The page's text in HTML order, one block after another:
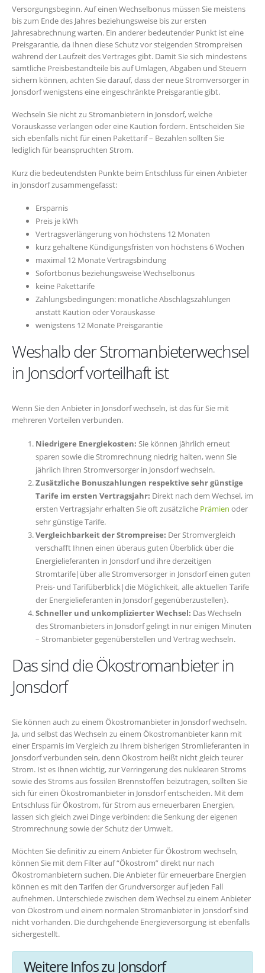
Versorgungsbeginn. Auf einen Wechselbonus müssen Sie meistens
bis zum Ende des Jahres beziehungsweise bis zur ersten
Jahresabrechnung warten. Ein anderer bedeutender Punkt ist eine
Preisgarantie, da Ihnen diese Schutz vor steigenden Strompreisen
während der Laufzeit des Vertrages gibt. Damit Sie sich mindestens
sämtliche Preisbestandteile bis auf Umlagen, Abgaben und Steuern
sichern können, achten Sie darauf, dass der neue Stromversorger in
Jonsdorf wenigstens eine eingeschränkte Preisgarantie gibt.
Wechseln Sie nicht zu Stromanbietern in Jonsdorf, welche
Vorauskasse verlangen oder eine Kaution fordern. Entscheiden Sie
sich ebenfalls nicht für einen Pakettarif – Bezahlen sollten Sie
lediglich für beanspruchten Strom.
Kurz die bedeutendsten Punkte beim Entschluss für einen Anbieter
in Jonsdorf zusammengefasst:
Ersparnis
Preis je kWh
Vertragsverlängerung von höchstens 12 Monaten
kurz gehaltene Kündigungsfristen von höchstens 6 Wochen
maximal 12 Monate Vertragsbindung
Sofortbonus beziehungsweise Wechselbonus
keine Pakettarife
Zahlungsbedingungen: monatliche Abschlagszahlungen
anstatt Kaution oder Vorauskasse
wenigstens 12 Monate Preisgarantie
Weshalb der Stromanbieterwechsel
in Jonsdorf vorteilhaft ist
Wenn Sie den Anbieter in Jonsdorf wechseln, ist das für Sie mit
mehreren Vorteilen verbunden.
Niedrigere Energiekosten: Sie können jährlich erneut
sparen sowie die Stromrechnung niedrig halten, wenn Sie
jährlich Ihren Stromversorger in Jonsdorf wechseln.
Zusätzliche Bonuszahlungen respektive sehr günstige
Tarife im ersten Vertragsjahr: Direkt nach dem Wechsel, im
ersten Vertragsjahr erhalten Sie oft zusätzliche Prämien oder
sehr günstige Tarife.
Vergleichbarkeit der Strompreise: Der Stromvergleich
verschafft Ihnen einen überaus guten Überblick über die
Energielieferanten in Jonsdorf und ihre derzeitigen
Stromtarife|über alle Stromversorger in Jonsdorf einen guten
Preis- und Tarifüberblick|die Möglichkeit, alle aktuellen Tarife
der Energielieferanten in Jonsdorf gegenüberzustellen}.
Schneller und unkomplizierter Wechsel: Das Wechseln
des Stromanbieters in Jonsdorf gelingt in nur einigen Minuten
– Stromanbieter gegenüberstellen und Vertrag wechseln.
Das sind die Ökostromanbieter in
Jonsdorf
Sie können auch zu einem Ökostromanbieter in Jonsdorf wechseln.
Ja, und selbst das Wechseln zu einem Ökostromanbieter kann mit
einer Ersparnis im Vergleich zu Ihrem bisherigen Stromlieferanten in
Jonsdorf verbunden sein, denn Ökostrom heißt nicht gleich teurer
Strom. Ist es Ihnen wichtig, zur Verringerung des nuklearen Stroms
sowie des Stroms aus fossilen Brennstoffen beizutragen, sollten Sie
sich für einen Ökostromanbieter in Jonsdorf entscheiden. Mit dem
Entschluss für Ökostrom, für Strom aus erneuerbaren Energien,
lassen sich gleich zwei Dinge verbinden: die Senkung der eigenen
Stromrechnung sowie der Schutz der Umwelt.
Möchten Sie definitiv zu einem Anbieter für Ökostrom wechseln,
können Sie mit dem Filter auf “Ökostrom” direkt nur nach
Ökostromanbietern suchen. Die Anbieter für erneuerbare Energien
können es mit den Tarifen der Grundversorger auf jeden Fall
aufnehmen. Unterschiede zwischen dem Wechsel zu einem Anbieter
von Ökostrom und einem normalen Stromanbieter in Jonsdorf sind
nicht vorhanden. Die durchgehende Energieversorgung ist ebenfalls
sichergestellt.
Weitere Infos zu Jonsdorf